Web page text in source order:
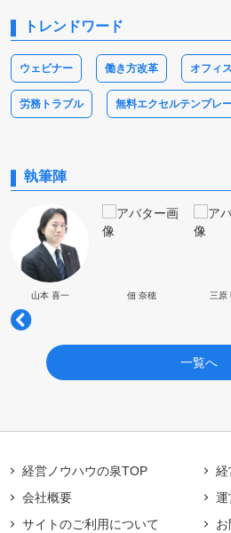
トレンドワード
ウェビナー 働き方改革 オフィ
労務トラブル 無料エクセルテンプレ
執筆陣
山本 喜一 佃 奈穂 三原
一覧へ
経営ノウハウの泉TOP
経
会社概要
運
サイトのご利用について